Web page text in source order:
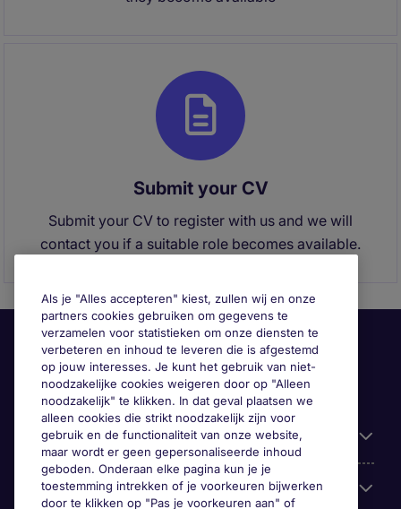
Submit your CV
Submit your CV to register with us and we will
contact you if a suitable role becomes available.
Handige informatie
Onze expertise
Als je "Alles accepteren" kiest, zullen wij en onze
partners cookies gebruiken om gegevens te
verzamelen voor statistieken om onze diensten te
verbeteren en inhoud te leveren die is afgestemd
op jouw interesses. Je kunt het gebruik van niet-
noodzakelijke cookies weigeren door op "Alleen
noodzakelijk" te klikken. In dat geval plaatsen we
alleen cookies die strikt noodzakelijk zijn voor
gebruik en de functionaliteit van onze website,
maar wordt er geen gepersonaliseerde inhoud
geboden. Onderaan elke pagina kun je je
toestemming intrekken of je voorkeuren bijwerken
door te klikken op "Pas je voorkeuren aan" of